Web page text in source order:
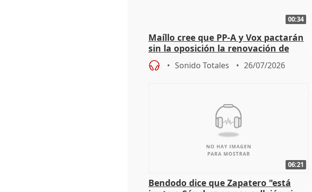
00:34
Maíllo cree que PP-A y Vox pactarán
sin la oposición la renovación de
órganos como el Defensor
Sonido Totales 26/07/2026
06:21
Bendodo dice que Zapatero "está